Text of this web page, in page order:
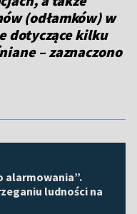
(odłamków) w
dotyczące kilku
– zaznaczono
alarmowania”.
ludności na